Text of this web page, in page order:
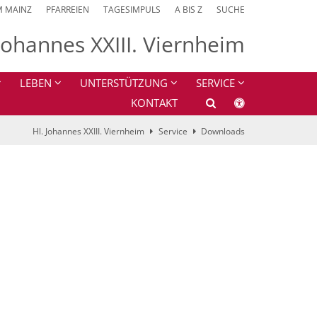
MAINZ PFARREIEN TAGESIMPULS A BIS Z SUCHE
XXIII. Viernheim
LEBEN UNTERSTÜTZUNG
SERVICE
KONTAKT
Hl. Johannes XXIII. Viernheim Service Downloads